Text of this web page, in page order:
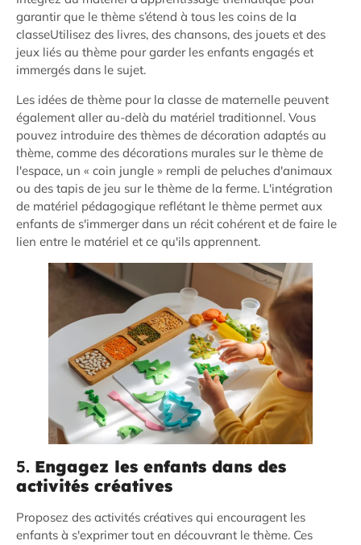
garantir que le thème s’étend à tous les coins de la
classeUtilisez des livres, des chansons, des jouets et des
jeux liés au thème pour garder les enfants engagés et
immergés dans le sujet.
Les idées de thème pour la classe de maternelle peuvent
également aller au-delà du matériel traditionnel. Vous
pouvez introduire des thèmes de décoration adaptés au
thème, comme des décorations murales sur le thème de
l'espace, un « coin jungle » rempli de peluches d'animaux
ou des tapis de jeu sur le thème de la ferme. L'intégration
de matériel pédagogique reflétant le thème permet aux
enfants de s'immerger dans un récit cohérent et de faire le
lien entre le matériel et ce qu'ils apprennent.
5. Engagez les enfants dans des
activités créatives
Proposez des activités créatives qui encouragent les
enfants à s'exprimer tout en découvrant le thème. Ces